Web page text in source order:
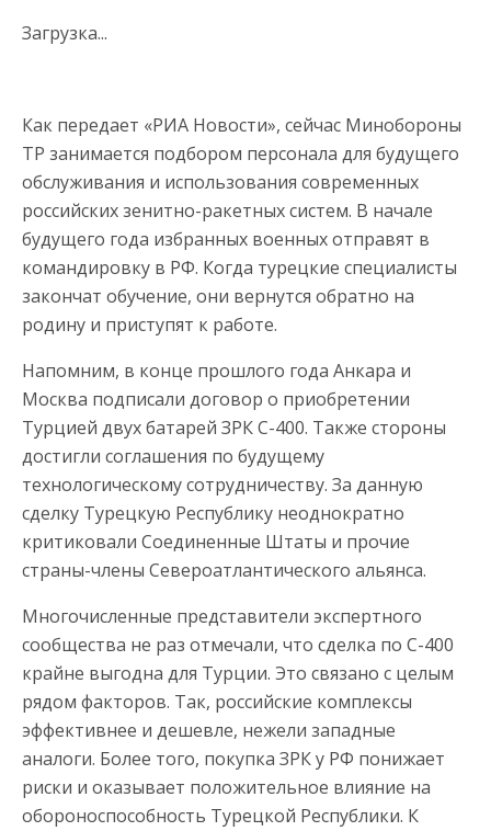
Загрузка...
Как передает «РИА Новости», сейчас Минобороны
ТР занимается подбором персонала для будущего
обслуживания и использования современных
российских зенитно-ракетных систем. В начале
будущего года избранных военных отправят в
командировку в РФ. Когда турецкие специалисты
закончат обучение, они вернутся обратно на
родину и приступят к работе.
Напомним, в конце прошлого года Анкара и
Москва подписали договор о приобретении
Турцией двух батарей ЗРК С-400. Также стороны
достигли соглашения по будущему
технологическому сотрудничеству. За данную
сделку Турецкую Республику неоднократно
критиковали Соединенные Штаты и прочие
страны-члены Североатлантического альянса.
Многочисленные представители экспертного
сообщества не раз отмечали, что сделка по С-400
крайне выгодна для Турции. Это связано с целым
рядом факторов. Так, российские комплексы
эффективнее и дешевле, нежели западные
аналоги. Более того, покупка ЗРК у РФ понижает
риски и оказывает положительное влияние на
обороноспособность Турецкой Республики. К